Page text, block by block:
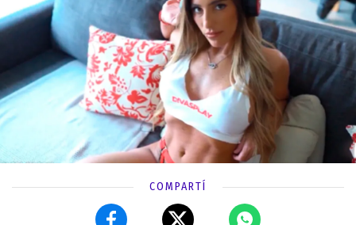
COMPARTÍ